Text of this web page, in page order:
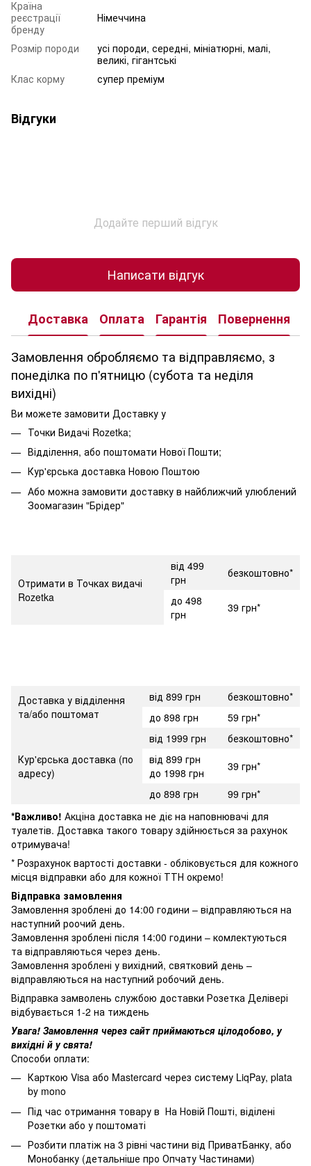
Країна
реєстрації
бренду
Німеччина
Розмір породи
усі породи, середні, мініатюрні, малі,
великі, гігантські
Клас корму
супер преміум
Відгуки
Додайте перший відгук
Написати відгук
Доставка Оплата Гарантія Повернення
Замовлення обробляємо та відправляємо, з
понеділка по п'ятницю (субота та неділя
вихідні)
Ви можете замовити Доставку у
Точки Видачі Rozetka;
Відділення, або поштомати Нової Пошти;
Кур'єрська доставка Новою Поштою
Або можна замовити доставку в найближчий улюблений
Зоомагазин "Брідер"
Отримати в Точках видачі
Rozetka
від 499
грн
безкоштовно*
до 498
грн
39 грн*
Доставка у відділення
та/або поштомат
від 899 грн
безкоштовно*
до 898 грн
59 грн*
Кур'єрська доставка (по
адресу)
від 1999 грн
безкоштовно*
від 899 грн
до 1998 грн
39 грн*
до 898 грн
99 грн*
*Важливо! Акціна доставка не діє на наповнювачі для
туалетів. Доставка такого товару здійнюється за рахунок
отримувача!
* Розрахунок вартості доставки - обліковується для кожного
місця відправки або для кожної ТТН окремо!
Відправка замовлення
Замовлення зроблені до 14:00 години – відправляються на
наступний роочий день.
Замовлення зроблені після 14:00 години – комлектуються
та відправляються через день.
Замовлення зроблені у вихідний, святковий день –
відправляються на наступний робочий день.
Відправка замволень службою доставки Розетка Делівері
відбувається 1-2 на тиждень
Увага! Замовлення через сайт приймаються цілодобово, у
вихідні й у свята!
Способи оплати:
Карткою Visa або Mastercard через систему LiqPay, plata
by mono
Під час отримання товару в На Новій Пошті, віділені
Розетки або у поштоматі
Розбити платіж на 3 рівні частини від ПриватБанку, або
Монобанку (детальніше про Опчату Частинами)